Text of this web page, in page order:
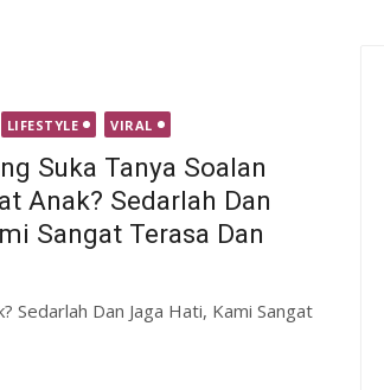
LIFESTYLE VIRAL
Suka Tanya Soalan
Anak? Sedarlah Dan
Sangat Terasa Dan
Sedarlah Dan Jaga Hati, Kami Sangat